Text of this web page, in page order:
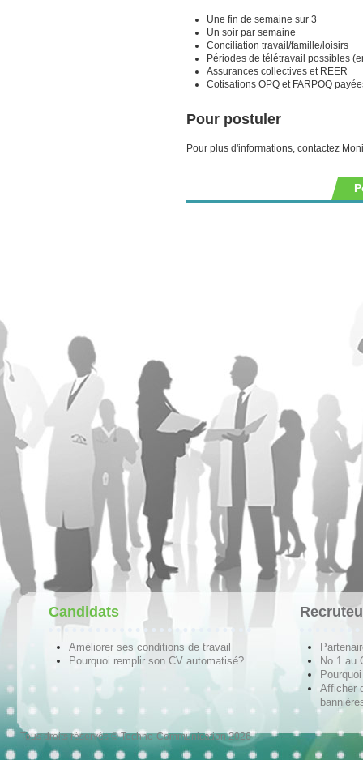
Une fin de semaine sur 3
Un soir par semaine
Conciliation travail/famille/loisirs
Périodes de télétravail possibles
Assurances collectives et REER
Cotisations OPQ et FARPOQ
Pour postuler
Pour plus d'informations, contactez
Candidats
Améliorer ses conditions de travail
Pourquoi remplir son CV automatisé?
No 1 au
Afficher
Tous droits réservés © Techno-Communication 2026